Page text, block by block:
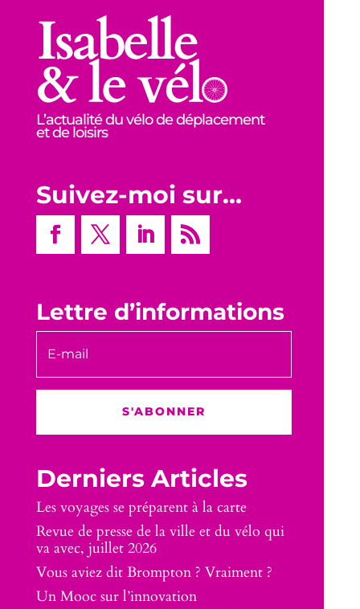
L’actualité du vélo de déplacement
et de loisirs
Suivez-moi sur…
Lettre d’informations
S'ABONNER
Derniers Articles
Les voyages se préparent à la carte
Revue de presse de la ville et du vélo qui
va avec, juillet 2026
Vous aviez dit Brompton ? Vraiment ?
Un Mooc sur l’innovation